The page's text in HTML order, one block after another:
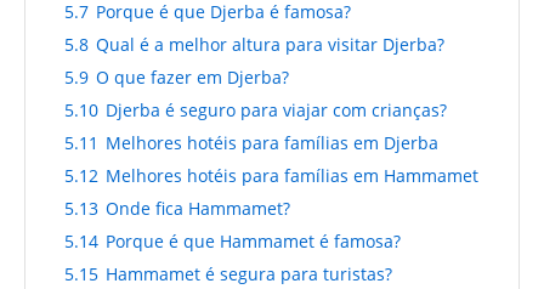
5.7 Porque é que Djerba é famosa?
5.8 Qual é a melhor altura para visitar Djerba?
5.9 O que fazer em Djerba?
5.10 Djerba é seguro para viajar com crianças?
5.11 Melhores hotéis para famílias em Djerba
5.12 Melhores hotéis para famílias em Hammamet
5.13 Onde fica Hammamet?
5.14 Porque é que Hammamet é famosa?
5.15 Hammamet é segura para turistas?